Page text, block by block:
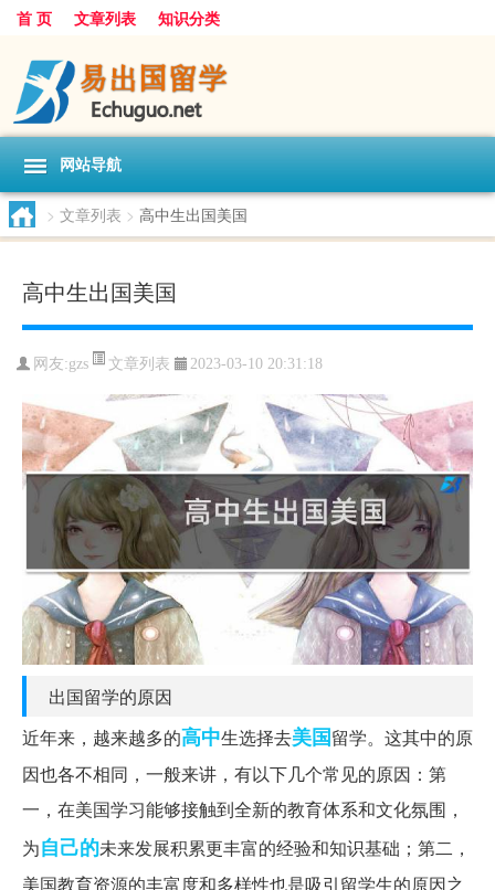
首 页 文章列表 知识分类
网站导航
> 文章列表 > 高中生出国美国
高中生出国美国
网友:gzs 文章列表 2023-03-10 20:31:18
出国留学的原因
近年来，越来越多的高中生选择去美国留学。这其中的原
因也各不相同，一般来讲，有以下几个常见的原因：第
一，在美国学习能够接触到全新的教育体系和文化氛围，
为自己的未来发展积累更丰富的经验和知识基础；第二，
美国教育资源的丰富度和多样性也是吸引留学生的原因之